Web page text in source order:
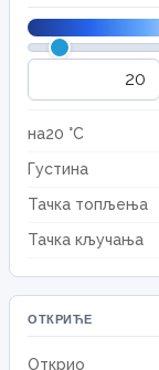
на20 °C
Густина
Тачка топљења
Тачка кључања
ОТКРИЋЕ
Открио